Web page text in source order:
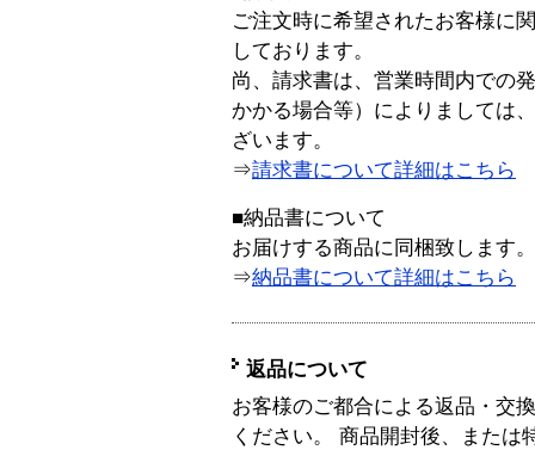
ご注文時に希望されたお客様に
しております。
尚、請求書は、営業時間内での
かかる場合等）によりましては
ざいます。
⇒請求書について詳細はこちら
■納品書について
お届けする商品に同梱致します。
⇒納品書について詳細はこちら
返品について
お客様のご都合による返品・交
ください。 商品開封後、または